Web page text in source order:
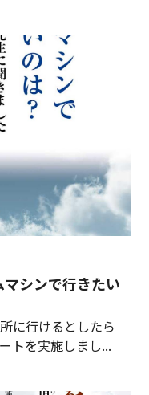
シンで行きたい
に行けるとしたら
トを実施しまし...